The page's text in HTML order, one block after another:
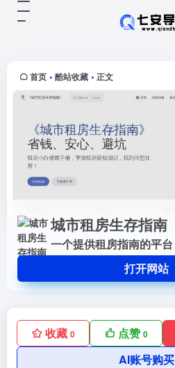
首页 • 酷站收藏 • 正文
城市租房生存指南
打开网站
收藏 0 点赞0
AI账号购买
助用户在城市中找到合适的租房，提
供省钱、安心、避坑的租房小白修炼
手册。包括了租前准备、租中管理、
租...